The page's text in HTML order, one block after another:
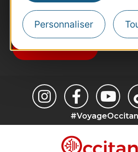
Personnaliser
Inscrivez-vous à la lettre
Destination Occitanie pour
suggestions de séjours, de
Je m'abonne